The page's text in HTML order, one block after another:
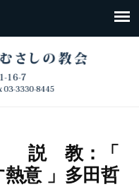
説 教：「
意 」多田哲